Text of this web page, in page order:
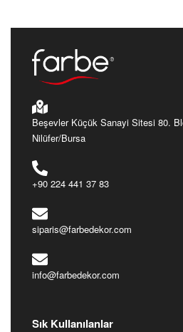
Beşevler Küçük Sanayi Sitesi 80.
Nilüfer/Bursa
+90 224 441 37 83
siparis@farbedekor.com
info@farbedekor.com
Sık Kullanılanlar